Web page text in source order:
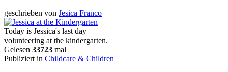
geschrieben von Jesica Franco
Today is Jessica's last day
volunteering at the kindergarten.
Gelesen 33723 mal
Publiziert in Childcare & Children